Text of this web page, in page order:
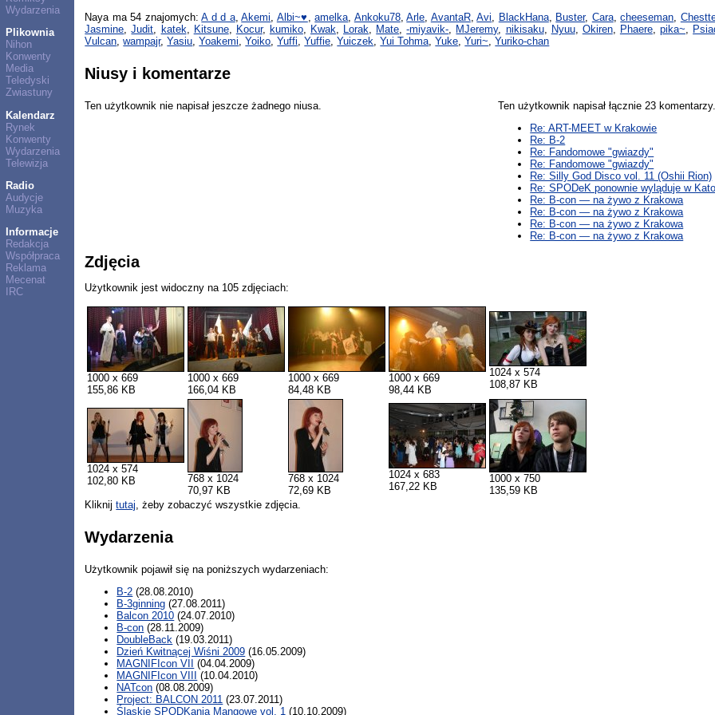
Wydarzenia
Plikownia
Nihon
Konwenty
Media
Teledyski
Zwiastuny
Kalendarz
Rynek
Konwenty
Wydarzenia
Telewizja
Radio
Audycje
Muzyka
Informacje
Redakcja
Współpraca
Reklama
Mecenat
IRC
Naya ma 54 znajomych:A d d a,Akemi, Albi~♥ ,amelka, Ankoku78,Arle, AvantaR,Avi, BlackHana, Buster, Cara,cheeseman,
Jasmine,Judit, katek, Kitsune, Kocur, kumiko, Kwak, Lorak, Mate,-miyavik-, MJeremy, nikisaku, Nyuu, Okiren, Phaere, pika~,
Vulcan,wampajr,Yasiu,Yoakemi,Yoiko,Yuffi,Yuffie,Yuiczek,Yui Tohma,Yuke,Yuri~,Yuriko-chan
Niusy i komentarze
Ten użytkownik nie napisał jeszcze żadnego niusa.
Ten użytkownik napisał łącznie 23
Re: ART-MEET w Krakowie
Re: B-2
Re: Fandomowe "gwiazdy"
Re: Fandomowe "gwiazdy"
Re: Silly God Disco vol. 11 (Oshii Rion)
Re: SPODeK ponownie wyląduje w
Re: B-con — na żywo z Krakowa
Re: B-con — na żywo z Krakowa
Re: B-con — na żywo z Krakowa
Re: B-con — na żywo z Krakowa
Zdjęcia
Użytkownik jest widoczny na 105 zdjęciach:
1000 x 669
155,86 KB
1000 x 669
166,04 KB
1000 x 669
84,48 KB
1000 x 669
98,44 KB
1024 x 574
108,87 KB
1024 x 574
102,80 KB
768 x 1024
70,97 KB
768 x 1024
72,69 KB
1024 x 683
167,22 KB
1000 x 750
135,59 KB
Kliknijtutaj, żeby zobaczyć wszystkie zdjęcia.
Wydarzenia
Użytkownik pojawił się na poniższych wydarzeniach:
B-2 (28.08.2010)
B-3ginning (27.08.2011)
Balcon 2010 (24.07.2010)
B-con (28.11.2009)
DoubleBack (19.03.2011)
Dzień Kwitnącej Wiśni 2009 (16.05.2009)
MAGNIFIcon VII
(04.04.2009)
MAGNIFIcon VIII
(10.04.2010)
NATcon (08.08.2009)
Project: BALCON 2011 (23.07.2011)
Śląskie SPODKania Mangowe vol. 1 (10.10.2009)